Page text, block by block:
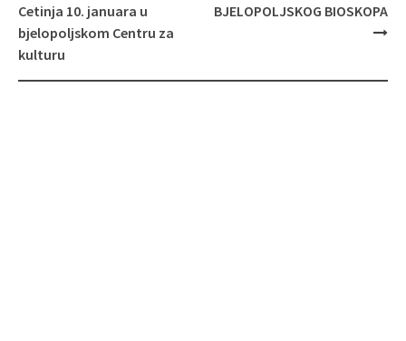
Cetinja 10. januara u
bjelopoljskom Centru za
kulturu
BJELOPOLJSKOG BIOSKOPA